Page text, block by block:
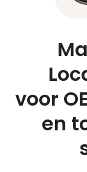
voor
en